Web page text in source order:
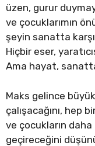
üzen, gurur
ve çocuklarımın
şeyin sanatta
Hiçbir eser,
Ama hayat,
Maks gelince
çalışacağını, hep
ve çocukların
geçireceğini